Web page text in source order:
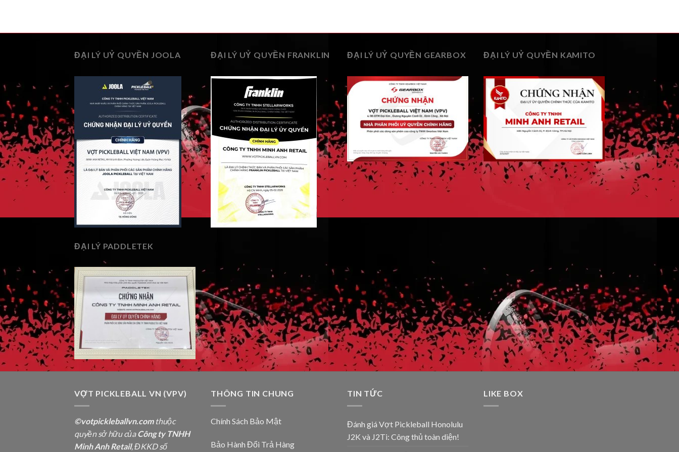
ĐẠI LÝ UỶ QUYỀN JOOLA ĐẠI LÝ UỶ QUYỀN FRANKLIN ĐẠI LÝ UỶ QUYỀN GEARBOX ĐẠI LÝ UỶ QUYỀN KAMITO
ĐẠI LÝ PADDLETEK
VỢT PICKLEBALL VN (VPV)
©votpickleballvn.comthuộc
quyền sở hữu củaCông ty TNHH
Minh Anh Retail, ĐKKD số
THÔNG TIN CHUNG
Chính Sách Bảo Mật
Bảo Hành Đổi Trả Hàng
TIN TỨC
Đánh giá Vợt Pickleball Honolulu
J2K và J2Ti: Công thủ toàn diện!
LIKE BOX